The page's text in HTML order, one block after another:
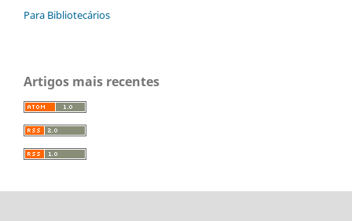
Para Bibliotecários
Artigos mais recentes